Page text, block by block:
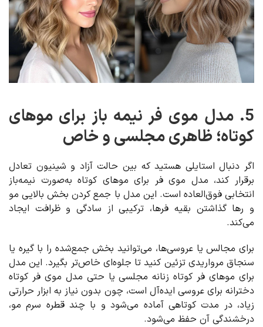
5. مدل موی فر نیمه باز برای موهای
کوتاه؛ ظاهری مجلسی و خاص
اگر دنبال استایلی هستید که بین حالت آزاد و شینیون تعادل
برقرار کند، مدل موی فر برای موهای کوتاه به‌صورت نیمه‌باز
انتخابی فوق‌العاده است. این مدل با جمع کردن بخش بالایی مو
و رها گذاشتن بقیه فرها، ترکیبی از سادگی و ظرافت ایجاد
می‌کند.
برای مجالس یا عروسی‌ها، می‌توانید بخش جمع‌شده را با گیره یا
سنجاق مرواریدی تزئین کنید تا جلوه‌ای خاص‌تر بگیرد. این مدل
برای موهای فر کوتاه زنانه مجلسی یا حتی مدل موی فر کوتاه
دخترانه برای عروسی ایده‌آل است، چون بدون نیاز به ابزار حرارتی
زیاد، در مدت کوتاهی آماده می‌شود و با چند قطره سرم مو،
درخشندگی آن حفظ می‌شود.